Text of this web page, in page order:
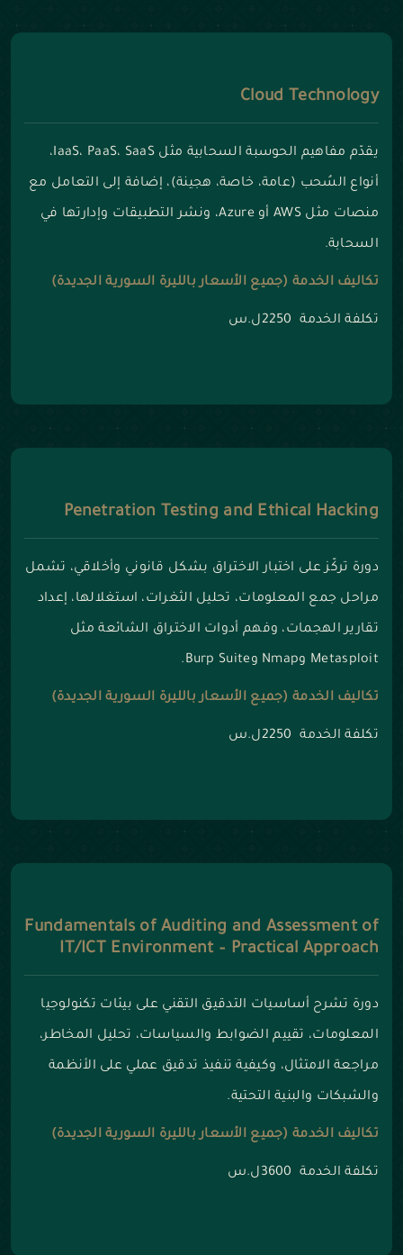
Cloud Technology
يقدّم مفاهيم الحوسبة السحابية مثل IaaS، PaaS، SaaS،
أنواع السُحب (عامة، خاصة، هجينة)، إضافة إلى التعامل مع
منصات مثل AWS أو Azure، ونشر التطبيقات وإدارتها في
السحابة.
تكاليف الخدمة (جميع الأسعار بالليرة السورية الجديدة)
تكلفة الخدمة 2250ل.س
Penetration Testing and Ethical Hacking
دورة تركّز على اختبار الاختراق بشكل قانوني وأخلاقي، تشمل
مراحل جمع المعلومات، تحليل الثغرات، استغلالها، إعداد
تقارير الهجمات، وفهم أدوات الاختراق الشائعة مثل
Metasploit وNmap وBurp Suite.
تكاليف الخدمة (جميع الأسعار بالليرة السورية الجديدة)
تكلفة الخدمة 2250ل.س
Fundamentals of Auditing and Assessment of
IT/ICT Environment – Practical Approach
دورة تشرح أساسيات التدقيق التقني على بيئات تكنولوجيا
المعلومات، تقييم الضوابط والسياسات، تحليل المخاطر،
مراجعة الامتثال، وكيفية تنفيذ تدقيق عملي على الأنظمة
والشبكات والبنية التحتية.
تكاليف الخدمة (جميع الأسعار بالليرة السورية الجديدة)
تكلفة الخدمة 3600ل.س